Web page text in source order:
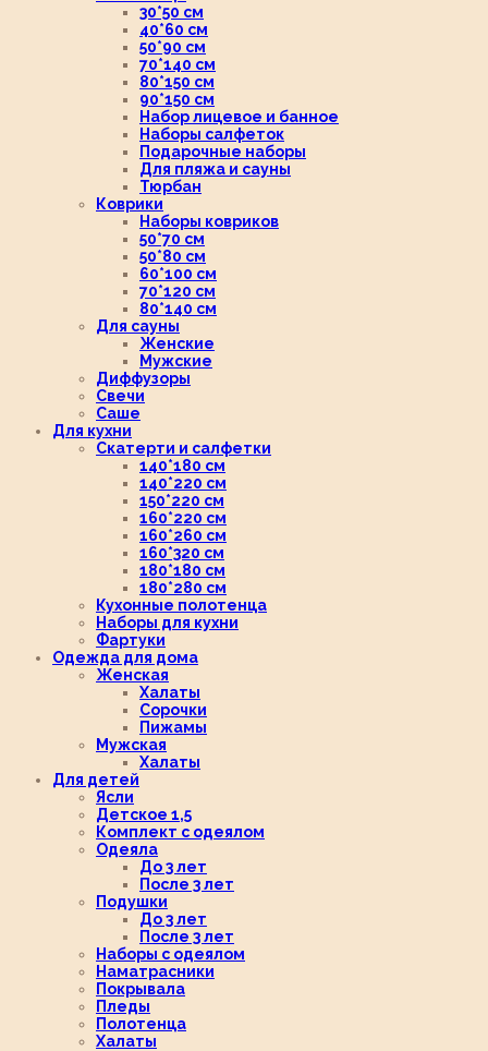
30*50 см
40*60 см
50*90 см
70*140 см
80*150 см
90*150 см
Набор лицевое и банное
Наборы салфеток
Подарочные наборы
Для пляжа и сауны
Тюрбан
Коврики
Наборы ковриков
50*70 см
50*80 см
60*100 см
70*120 см
80*140 см
Для сауны
Женские
Мужские
Диффузоры
Свечи
Саше
Для кухни
Скатерти и салфетки
140*180 см
140*220 см
150*220 см
160*220 см
160*260 см
160*320 см
180*180 см
180*280 см
Кухонные полотенца
Наборы для кухни
Фартуки
Одежда для дома
Женская
Халаты
Сорочки
Пижамы
Мужская
Халаты
Для детей
Ясли
Детское 1,5
Комплект с одеялом
Одеяла
До 3 лет
После 3 лет
Подушки
До 3 лет
После 3 лет
Наборы с одеялом
Наматрасники
Покрывала
Пледы
Полотенца
Халаты